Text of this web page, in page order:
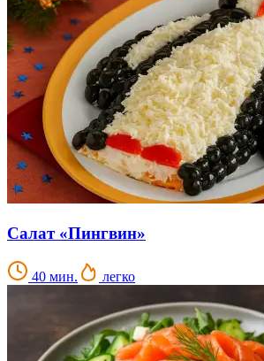
Салат «Пингвин»
40 мин. легко